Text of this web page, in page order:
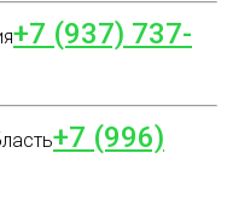
+7 (937) 737-
+7 (996)